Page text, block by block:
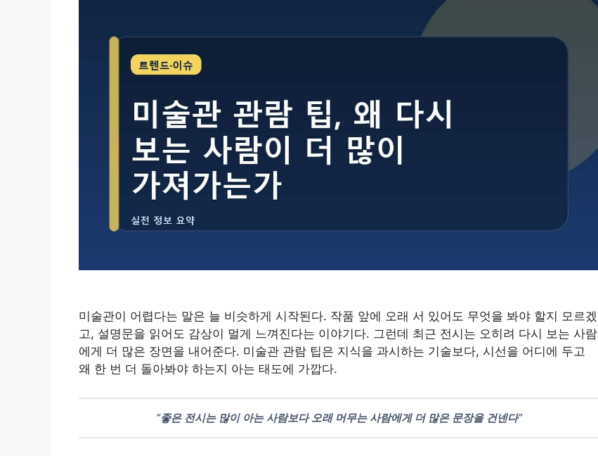
미술관이 어렵다는 말은 늘 비슷하게 시작된다. 작품 앞에 오래 서 있어도 무엇을 봐야 할지 모르겠
고, 설명문을 읽어도 감상이 멀게 느껴진다는 이야기다. 그런데 최근 전시는 오히려 다시 보는 사람
에게 더 많은 장면을 내어준다. 미술관 관람 팁은 지식을 과시하는 기술보다, 시선을 어디에 두고
왜 한 번 더 돌아봐야 하는지 아는 태도에 가깝다.
“좋은 전시는 많이 아는 사람보다 오래 머무는 사람에게 더 많은 문장을 건넨다”